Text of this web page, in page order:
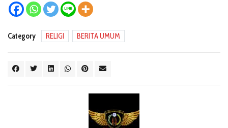
Category RELIGI BERITA UMUM